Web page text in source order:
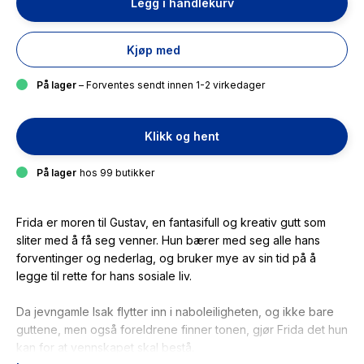
Legg i handlekurv
Kjøp med
På lager – Forventes sendt innen 1-2 virkedager
Klikk og hent
På lager hos 99 butikker
Frida er moren til Gustav, en fantasifull og kreativ gutt som
sliter med å få seg venner. Hun bærer med seg alle hans
forventinger og nederlag, og bruker mye av sin tid på å
legge til rette for hans sosiale liv.
Da jevngamle Isak flytter inn i naboleiligheten, og ikke bare
guttene, men også foreldrene finner tonen, gjør Frida det hun
kan for at vennskapet skal bestå.